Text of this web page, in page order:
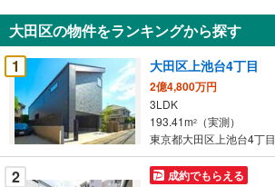
知
を
受
け
取
る
・
条
件
大田区の物件をランキングから探す
1
大田区上池台4丁目
2億4,800万円
3LDK
193.41m2
（実測）
東京都大田区上池台4丁目
2 成約でもらえる